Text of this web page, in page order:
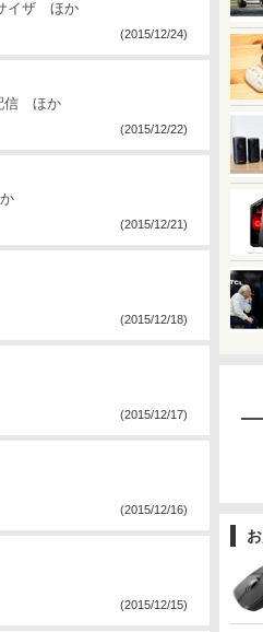
イザ ほか
(2015/12/24)
信 ほか
(2015/12/22)
(2015/12/21)
(2015/12/18)
(2015/12/17)
(2015/12/16)
(2015/12/15)